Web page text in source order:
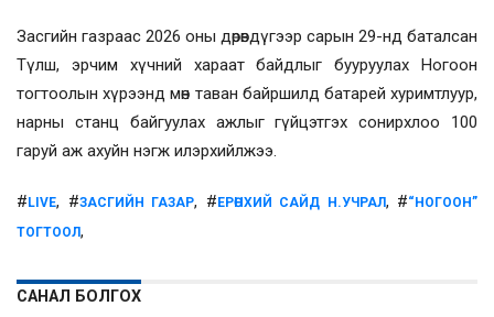
Засгийн газраас 2026 оны дөрөвдүгээр сарын 29-нд баталсан
Түлш, эрчим хүчний хараат байдлыг бууруулах Ногоон
тогтоолын хүрээнд мөн таван байршилд батарей хуримтлуур,
нарны станц байгуулах ажлыг гүйцэтгэх сонирхлоо 100
гаруй аж ахуйн нэгж илэрхийлжээ.
#LIVE, #ЗАСГИЙН ГАЗАР, #ЕРӨНХИЙ САЙД Н.УЧРАЛ, #“НОГООН”
ТОГТООЛ,
САНАЛ БОЛГОХ